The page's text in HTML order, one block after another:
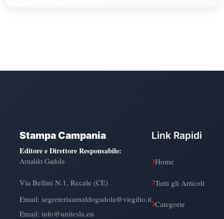
Stampa Campania
Editore e Direttore Responsabile:
Arnaldo Gadola
Via Bellini N.1, Recale (CE)
Email: segreteriaarnaldogadola@virgilio.it
Email: info@unitesla.eu
Link Rapidi
Home
Tutti gli Articoli
Categorie